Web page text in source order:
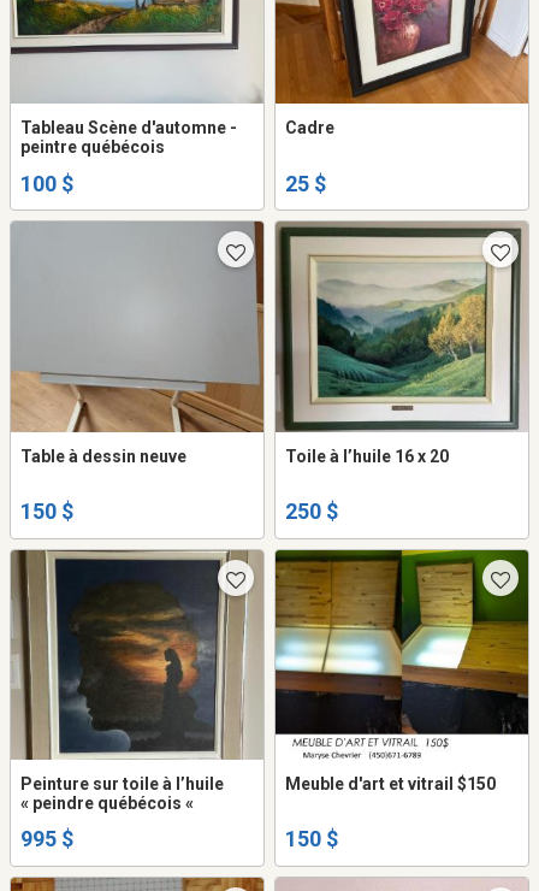
Tableau Scène d'automne -
peintre québécois
100 $
Cadre
25 $
Table à dessin neuve
150 $
Toile à l’huile 16 x 20
250 $
Peinture sur toile à l’huile
« peindre québécois «
995 $
Meuble d'art et vitrail $150
150 $